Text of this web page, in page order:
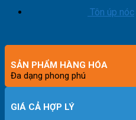
Tôn úp nóc
SẢN PHẨM HÀNG HÓA
Đa dạng phong phú
GIÁ CẢ HỢP LÝ